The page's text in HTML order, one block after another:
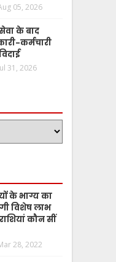
05, 2026
के बाद
कर्मचारी
31, 2026
के भाग्य का
विशेष लाभ
कौन सीं
28, 2022